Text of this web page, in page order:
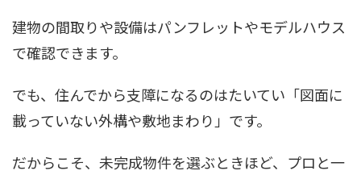
建物の間取りや設備はパンフレットやモデルハウス
で確認できます。
でも、住んでから支障になるのはたいてい「図面に
載っていない外構や敷地まわり」です。
だからこそ、未完成物件を選ぶときほど、プロと一